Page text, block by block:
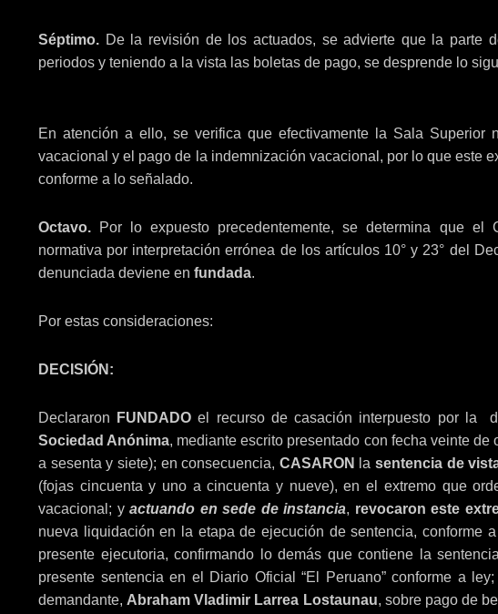
Séptimo. De la revisión de los actuados, se advierte que la parte
periodos y teniendo a la vista las boletas de pago, se desprende lo
En atención a ello, se verifica que efectivamente la Sala Superior
vacacional y el pago de la indemnización vacacional, por lo que este
conforme a lo señalado.
Octavo. Por lo expuesto precedentemente, se determina que el
normativa por interpretación errónea de los artículos 10° y 23° del
denunciada deviene en fundada.
Por estas consideraciones:
DECISIÓN:
Declararon FUNDADOel recurso de casación interpuesto por la
Sociedad Anónima, mediante escrito presentado con fecha veinte
a sesenta y siete); en consecuencia, CASARON lasentencia de
(fojas cincuenta y uno a cincuenta y nueve), en el extremo que
vacacional; y actuando en sede de instancia, revocaron este
nueva liquidación en la etapa de ejecución de sentencia, conforme
presente ejecutoria, confirmando lo demás que contiene la
presente sentencia en el Diario Oficial “El Peruano” conforme a
demandante, Abraham Vladimir Larrea Lostaunau, sobre pago de